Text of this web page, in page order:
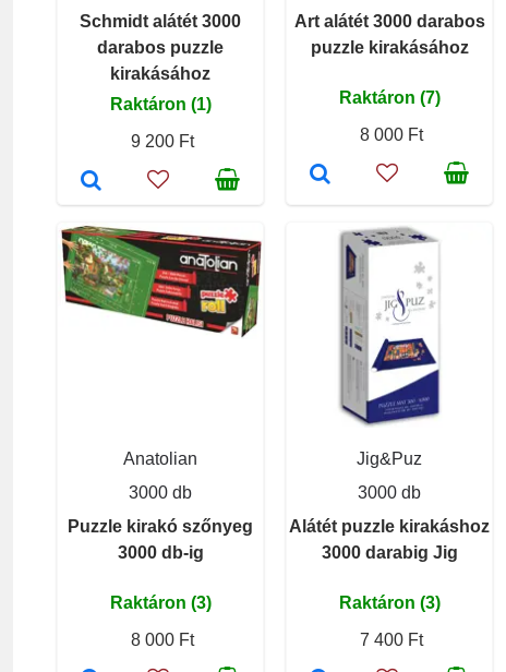
Schmidt alátét 3000
darabos puzzle
kirakásához
Raktáron (1)
9 200 Ft
Art alátét 3000 darabos
puzzle kirakásához
Raktáron (7)
8 000 Ft
Anatolian
3000 db
Puzzle kirakó szőnyeg
3000 db-ig
Raktáron (3)
8 000 Ft
Jig&Puz
3000 db
Alátét puzzle kirakáshoz
3000 darabig Jig
Raktáron (3)
7 400 Ft